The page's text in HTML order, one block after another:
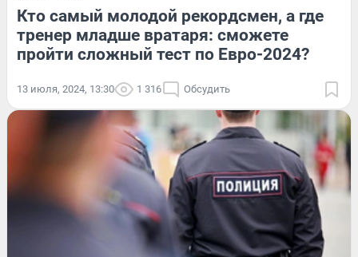
Кто самый молодой рекордсмен, а где
тренер младше вратаря: сможете
пройти сложный тест по Евро-2024?
13 июля, 2024, 13:30 1 316 Обсудить